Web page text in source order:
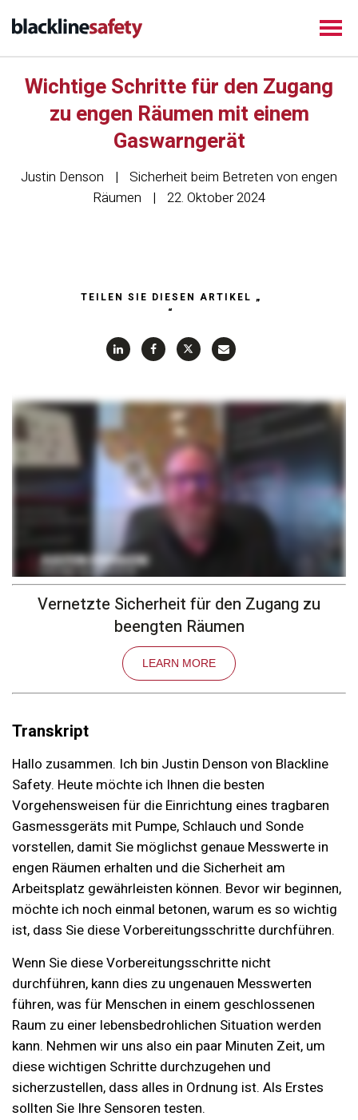
Wichtige Schritte für den Zugang
zu engen Räumen mit einem
Gaswarngerät
Justin Denson
Sicherheit beim Betreten von engen
Räumen
22. Oktober 2024
TEILEN SIE DIESEN ARTIKEL „
“
Vernetzte Sicherheit für den Zugang zu
beengten Räumen
LEARN MORE
Transkript
Hallo zusammen. Ich bin Justin Denson von Blackline
Safety. Heute möchte ich Ihnen die besten
Vorgehensweisen für die Einrichtung eines tragbaren
Gasmessgeräts mit Pumpe, Schlauch und Sonde
vorstellen, damit Sie möglichst genaue Messwerte in
engen Räumen erhalten und die Sicherheit am
Arbeitsplatz gewährleisten können. Bevor wir beginnen,
möchte ich noch einmal betonen, warum es so wichtig
ist, dass Sie diese Vorbereitungsschritte durchführen.
Wenn Sie diese Vorbereitungsschritte nicht
durchführen, kann dies zu ungenauen Messwerten
führen, was für Menschen in einem geschlossenen
Raum zu einer lebensbedrohlichen Situation werden
kann. Nehmen wir uns also ein paar Minuten Zeit, um
diese wichtigen Schritte durchzugehen und
sicherzustellen, dass alles in Ordnung ist. Als Erstes
sollten Sie Ihre Sensoren testen.